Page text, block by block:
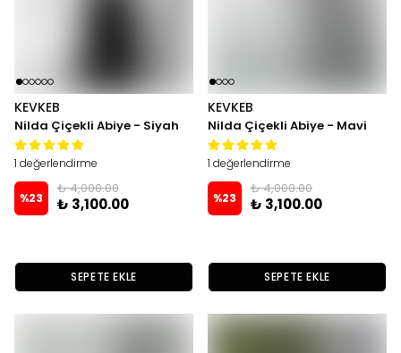
KEVKEB
Nilda Çiçekli Abiye - Siyah
1 değerlendirme
%23
₺ 4,000.00
₺ 3,100.00
SEPETE EKLE
KEVKEB
Nilda Çiçekli Abiye - Mavi
1 değerlendirme
%23
₺ 4,000.00
₺ 3,100.00
SEPETE EKLE